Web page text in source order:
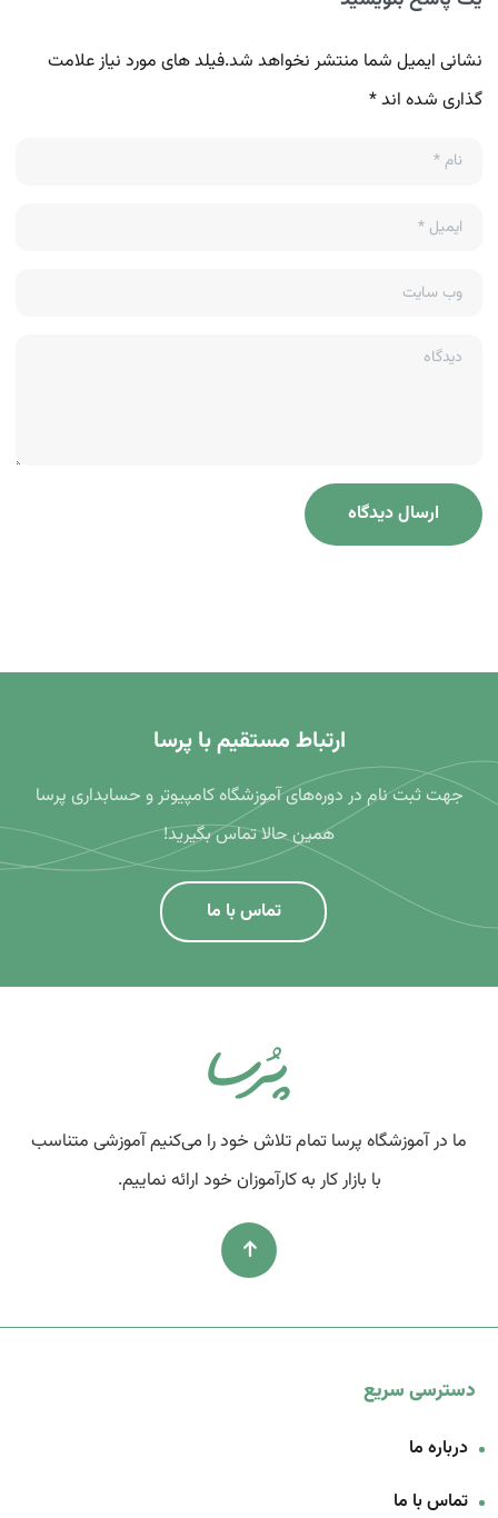
نشانی ایمیل شما منتشر نخواهد شد.فیلد های مورد نیاز علامت
گذاری شده اند *
نام*
ایمیل*
وب سایت
دیدگاه
ارتباط مستقیم با پرسا
جهت ثبت نام در دوره‌های آموزشگاه کامپیوتر و حسابداری پرسا
همین حالا تماس بگیرید!
تماس با ما
ما در آموزشگاه پرسا تمام تلاش خود را می‌کنیم آموزشی متناسب
با بازار کار به کارآموزان خود ارائه نماییم.
دسترسی سریع
درباره ما
تماس با ما